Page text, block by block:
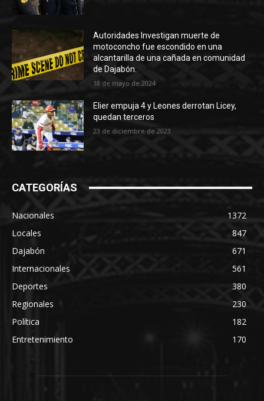
Autoridades Investigan muerte de
motoconcho fue escondido en una
alcantarilla de una cañada en comunidad
de Dajabón.
18 de mayo de 2024
Elier empuja 4 y Leones derrotan Licey,
quedan terceros
23 de diciembre de 2023
CATEGORÍAS
Nacionales
1372
Locales
847
Dajabón
671
Internacionales
561
Deportes
380
Regionales
230
Política
182
Entretenimiento
170